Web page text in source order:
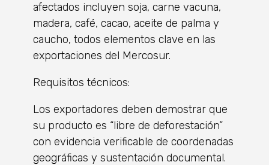
afectados incluyen soja, carne vacuna,
madera, café, cacao, aceite de palma y
caucho, todos elementos clave en las
exportaciones del Mercosur.
Requisitos técnicos:
Los exportadores deben demostrar que
su producto es “libre de deforestación”
con evidencia verificable de coordenadas
geográficas y sustentación documental.